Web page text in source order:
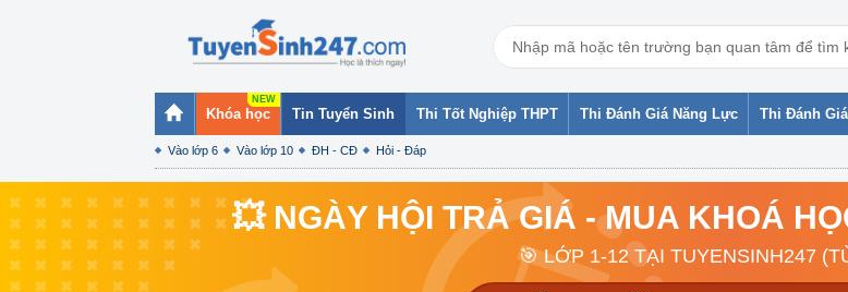
Khóa học Tin Tuyển Sinh
Vào lớp 6 Vào lớp 10 ĐH - CĐ Hỏi - Đáp
Thi Tốt Nghiệp THPT Thi Đánh Giá Năng Lực Thi Đánh
💥 NGÀY HỘI TRẢ GIÁ - MUA KHOÁ
🎯 LỚP 1-12 TẠI TUYENSINH247